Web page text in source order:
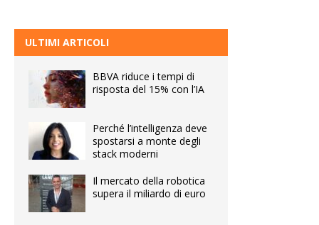
ULTIMI ARTICOLI
BBVA riduce i tempi di
risposta del 15% con l’IA
Perché l’intelligenza deve
spostarsi a monte degli
stack moderni
Il mercato della robotica
supera il miliardo di euro